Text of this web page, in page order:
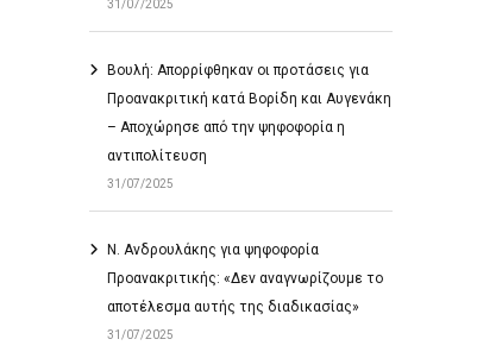
31/07/2025
Βουλή: Απορρίφθηκαν οι προτάσεις για
Προανακριτική κατά Βορίδη και Αυγενάκη
– Αποχώρησε από την ψηφοφορία η
αντιπολίτευση
31/07/2025
Ν. Ανδρουλάκης για ψηφοφορία
Προανακριτικής: «Δεν αναγνωρίζουμε το
αποτέλεσμα αυτής της διαδικασίας»
31/07/2025